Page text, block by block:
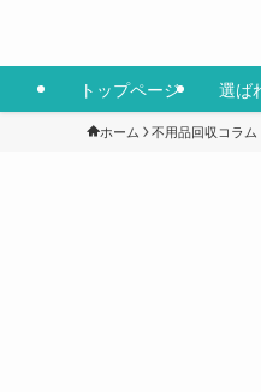
トップページ 選ば
ホーム 不用品回収コラム